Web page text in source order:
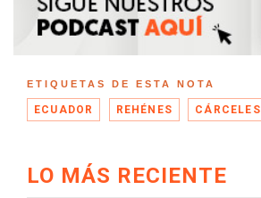
ETIQUETAS DE ESTA NOTA
ECUADOR REHÉNES CÁRCELES
LO MÁS RECIENTE